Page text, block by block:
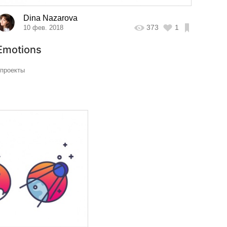
Dina Nazarova
10 фев. 2018 373 1